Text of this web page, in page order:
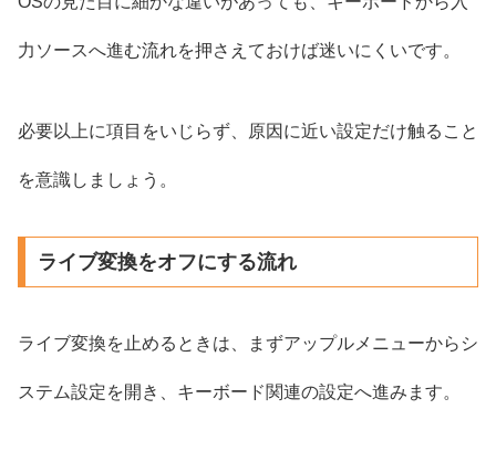
力ソースへ進む流れを押さえておけば迷いにくいです。
必要以上に項目をいじらず、原因に近い設定だけ触ること
を意識しましょう。
ライブ変換をオフにする流れ
ライブ変換を止めるときは、まずアップルメニューからシ
ステム設定を開き、キーボード関連の設定へ進みます。